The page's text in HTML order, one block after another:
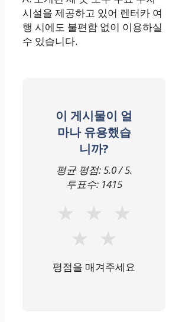
시설을 제공하고 있어 렌터카 여
행 시에도 불편함 없이 이용하실
수 있습니다.
이 게시물이 얼
마나 유용했습
니까?
평균 평점:5.0/ 5.
투표수: 1415
★ ★
★
★
★
평점을 매겨주세요